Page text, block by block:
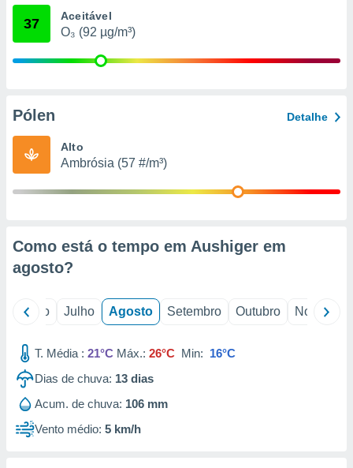
estudos
e
1199
37 Aceitável
O₃ (92 µg/m³)
Pólen Detalhe
Alto
Ambrósia (57 #/m³)
Como está o tempo em Aushiger em
agosto?
Junho Julho Agosto Setembro Outubro Novembro
T. Média : 21°C Máx.: 26°C Min: 16°C
Dias de chuva: 13 dias
Acum. de chuva: 106 mm
Vento médio: 5 km/h